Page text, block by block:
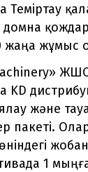
Теміртау
жаңа жұмыс
KD
және
пакеті.
1